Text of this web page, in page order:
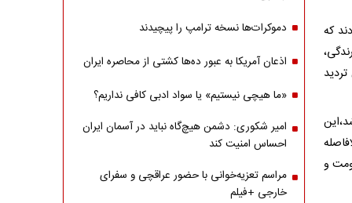
که
و
دموکرات‌ها نسخه ترامپ را پیچیدند
اذعان آمریکا به عبور ده‌ها کشتی از محاصره ایران
«ما هیچی نیستیم» یا سواد ادبی کافی نداریم؟
امیر شکوری: دشمن هیچ‌گاه نباید در آسمان ایران
احساس امنیت کند
مراسم تعزیه‌خوانی با حضور عراقچی و سفرای
خارجی +فیلم